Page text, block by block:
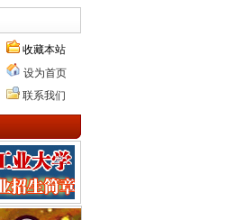
收藏本站
设为首页
联系我们